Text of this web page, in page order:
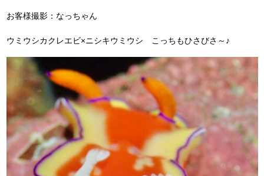
お客様撮影：なっちゃん
ウミウシカクレエビ×ニシキウミウシ こっちもひさびさ～♪